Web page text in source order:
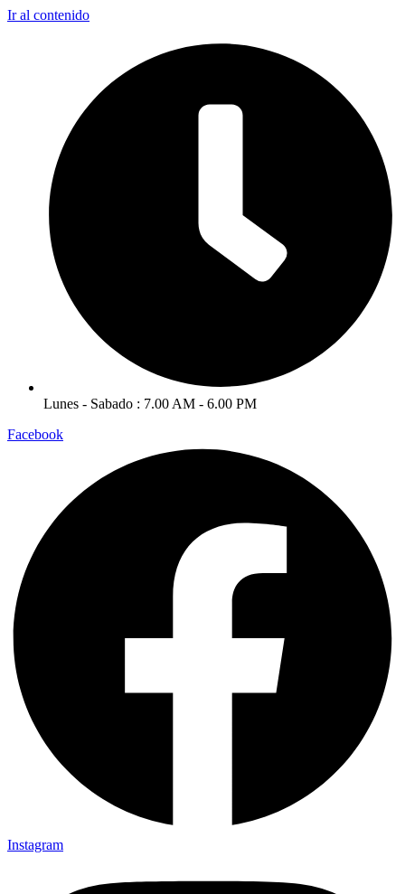
Ir al contenido
Lunes - Sabado : 7.00 AM - 6.00 PM
Facebook
Instagram